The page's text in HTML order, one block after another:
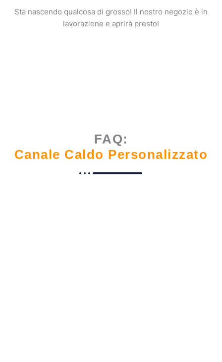
Sta nascendo qualcosa di grosso! Il nostro negozio è in
lavorazione e aprirà presto!
FAQ:
Canale Caldo Personalizzato